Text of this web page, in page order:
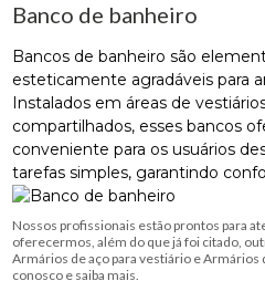
Banco de banheiro
Bancos de banheiro são
esteticamente agradáveis ​​para
Instalados em áreas de
compartilhados, esses bancos
conveniente para os usuários
tarefas simples, garantindo
Nossos profissionais estão prontos para
oferecermos, além do que já foi citado,
Armários de aço para vestiário e Armários
conosco e saiba mais.